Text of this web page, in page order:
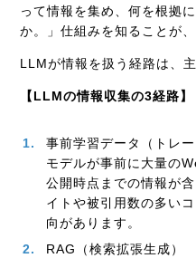
って情報を集め、何を根拠
か。」仕組みを知ることが
LLMが情報を扱う経路は、
【LLMの情報収集の3経路】
事前学習データ（トレー
モデルが事前に大量の
公開時点までの情報が
イトや被引用数の多い
向があります。
RAG（検索拡張生成）